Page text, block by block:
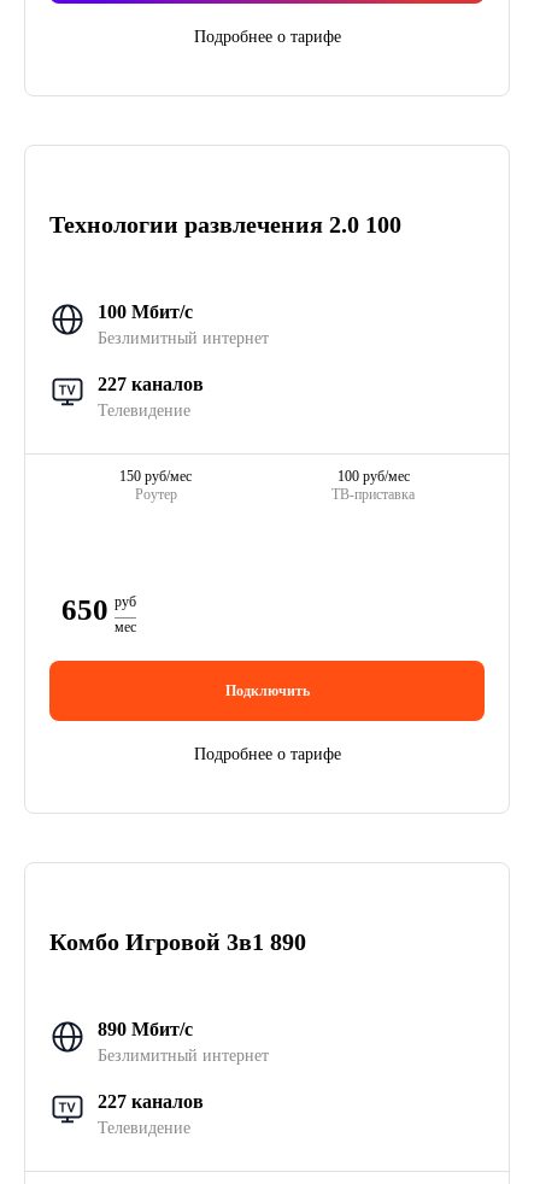
Подробнее о тарифе
Технологии развлечения 2.0 100
100 Мбит/с
Безлимитный интернет
227 каналов
Телевидение
Роутер
150 руб/мес
ТВ-приставка
100 руб/мес
650 руб
мес
Подключить
Подробнее о тарифе
Комбо Игровой 3в1 890
890 Мбит/с
Безлимитный интернет
227 каналов
Телевидение